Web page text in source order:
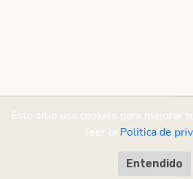
Este sitio usa cookies para mejorar
leer la Politica de
Entendido